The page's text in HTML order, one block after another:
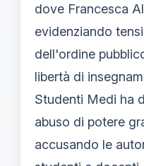
dove Francesca
evidenziando
dell'ordine
libertà di
Studenti Medi ha
abuso di potere
accusando le